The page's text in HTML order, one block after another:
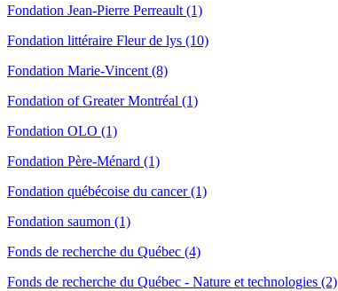
Fondation Jean-Pierre Perreault (1)
Fondation littéraire Fleur de lys (10)
Fondation Marie-Vincent (8)
Fondation of Greater Montréal (1)
Fondation OLO (1)
Fondation Père-Ménard (1)
Fondation québécoise du cancer (1)
Fondation saumon (1)
Fonds de recherche du Québec (4)
Fonds de recherche du Québec - Nature et technologies (2)